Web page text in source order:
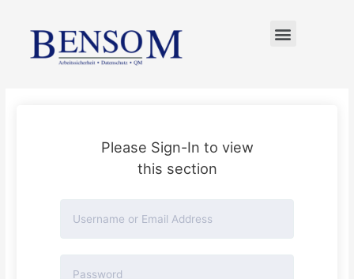
Please Sign-In to view
this section